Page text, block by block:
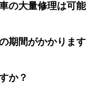
の大量修理は可能
期間がかかります
か？